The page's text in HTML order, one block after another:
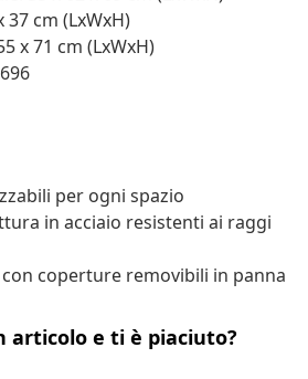
37 cm (LxWxH)
x 71 cm (LxWxH)
per ogni spazio
in acciaio resistenti ai raggi
coperture removibili in panna
articolo e ti è piaciuto?